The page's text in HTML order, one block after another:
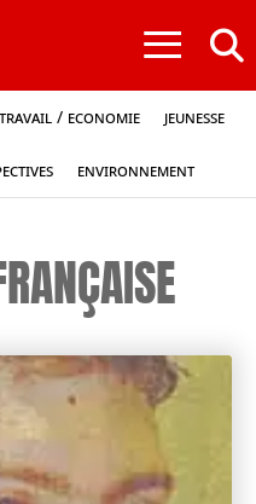
≡
/ Economie Jeunesse
Environnement